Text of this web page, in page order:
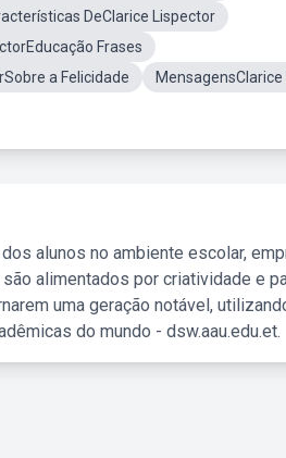
DeClarice Lispector
Frases
a Felicidade
alunos no ambiente escolar,
alimentados por criatividade e
uma geração notável,
do mundo - dsw.aau.edu.et.